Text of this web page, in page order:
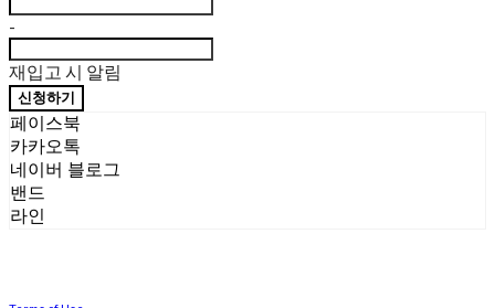
-
재입고 시 알림
신청하기
페이스북
카카오톡
네이버 블로그
밴드
라인